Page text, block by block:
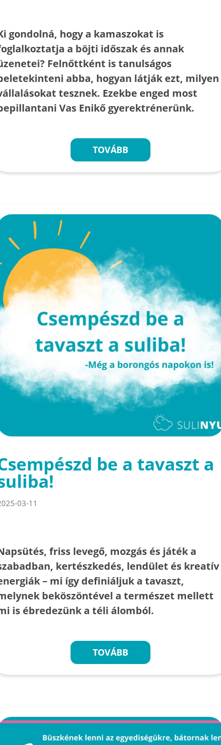
gondolná, hogy a kamaszokat is
a böjti időszak és annak
Felnőttként is tanulságos
abba, hogyan látják ezt, milyen
tesznek. Ezekbe enged most
Vas Enikő gyerektrénerünk.
TOVÁBB
be a tavaszt a
03-11
friss levegő, mozgás és játék a
kertészkedés, lendület és kreatív
– mi így definiáljuk a tavaszt,
beköszöntével a természet mellett
is ébredezünk a téli álomból.
TOVÁBB